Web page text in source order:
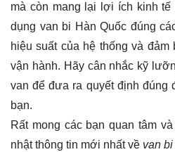
mà còn mang lại lợi ích kinh
dụng van bi Hàn Quốc đúng
hiệu suất của hệ thống và đảm
vận hành. Hãy cân nhắc kỹ
van để đưa ra quyết định đúng
bạn.
Rất mong các bạn quan tâm
nhật thông tin mới nhất về van